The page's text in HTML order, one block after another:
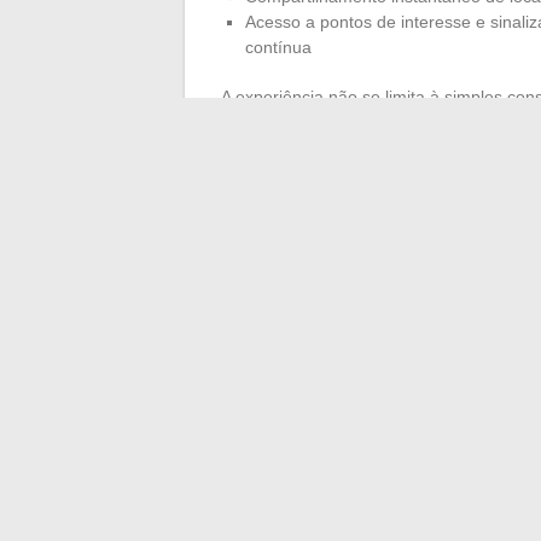
Acesso a pontos de interesse e
contínua
A experiência não se limita à simples